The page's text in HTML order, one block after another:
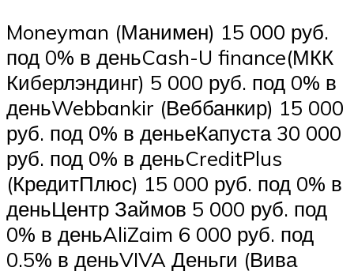
Moneyman (Манимен) 15 000 руб.
под 0% в деньCash-U finance(МКК
Киберлэндинг) 5 000 руб. под 0% в
деньWebbankir (Веббанкир) 15 000
руб. под 0% в деньеКапуста 30 000
руб. под 0% в деньCreditPlus
(КредитПлюс) 15 000 руб. под 0% в
деньЦентр Займов 5 000 руб. под
0% в деньAliZaim 6 000 руб. под
0.5% в деньVIVA Деньги (Вива